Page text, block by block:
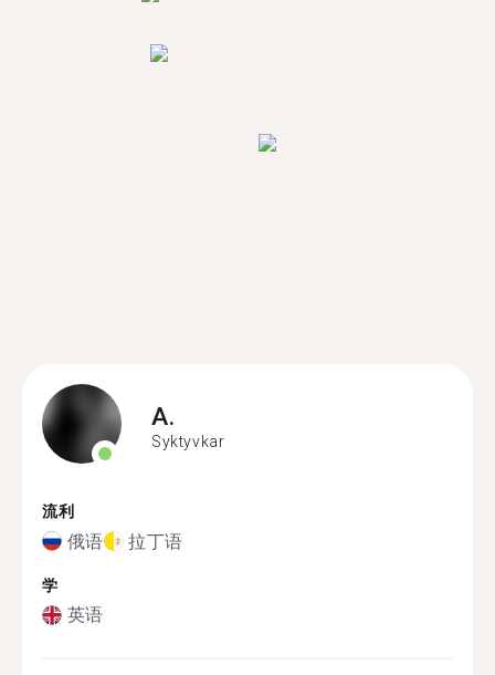
A.
Syktyvkar
流利
俄语 拉丁语
学
英语